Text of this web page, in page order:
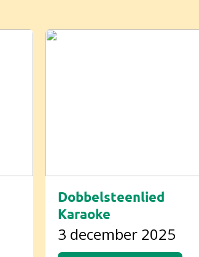
Dobbelsteenlied
Karaoke
3 december 2025